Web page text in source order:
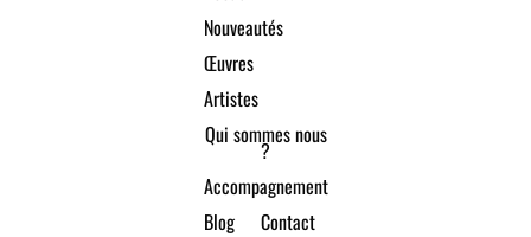
Nouveautés
Œuvres
Artistes
Qui sommes nous
?
Accompagnement
Blog
Contact